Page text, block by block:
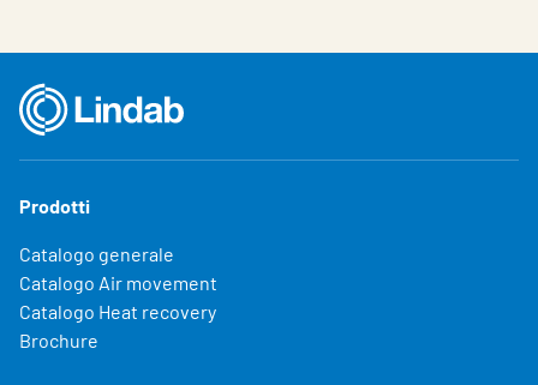
Prodotti
Catalogo generale
Catalogo Air movement
Catalogo Heat recovery
Brochure